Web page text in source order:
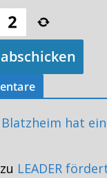
Blatzheim hat
zu LEADER